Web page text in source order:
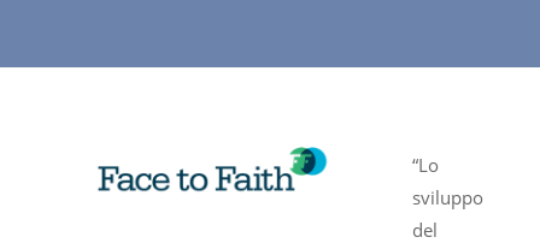
“Lo
sviluppo
del